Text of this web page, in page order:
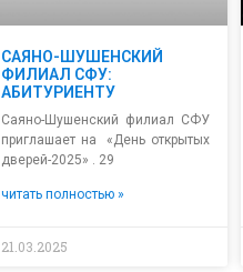
САЯНО-ШУШЕНСКИЙ
ФИЛИАЛ СФУ:
АБИТУРИЕНТУ
Саяно-Шушенский филиал СФУ
приглашает на «День открытых
дверей-2025» . 29
читать полностью »
21.03.2025